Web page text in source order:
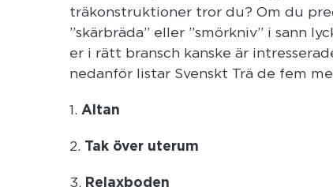
träkonstruktioner tror du? Om du
”skärbräda” eller ”smörkniv” i sann
er i rätt bransch kanske är
nedanför listar Svenskt Trä de fem
1. Altan
2. Tak över uterum
3. Relaxboden